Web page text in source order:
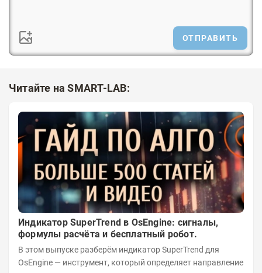
ОТПРАВИТЬ
Читайте на SMART-LAB:
Индикатор SuperTrend в OsEngine: сигналы,
формулы расчёта и бесплатный робот.
В этом выпуске разберём индикатор SuperTrend для
OsEngine — инструмент, который определяет направление